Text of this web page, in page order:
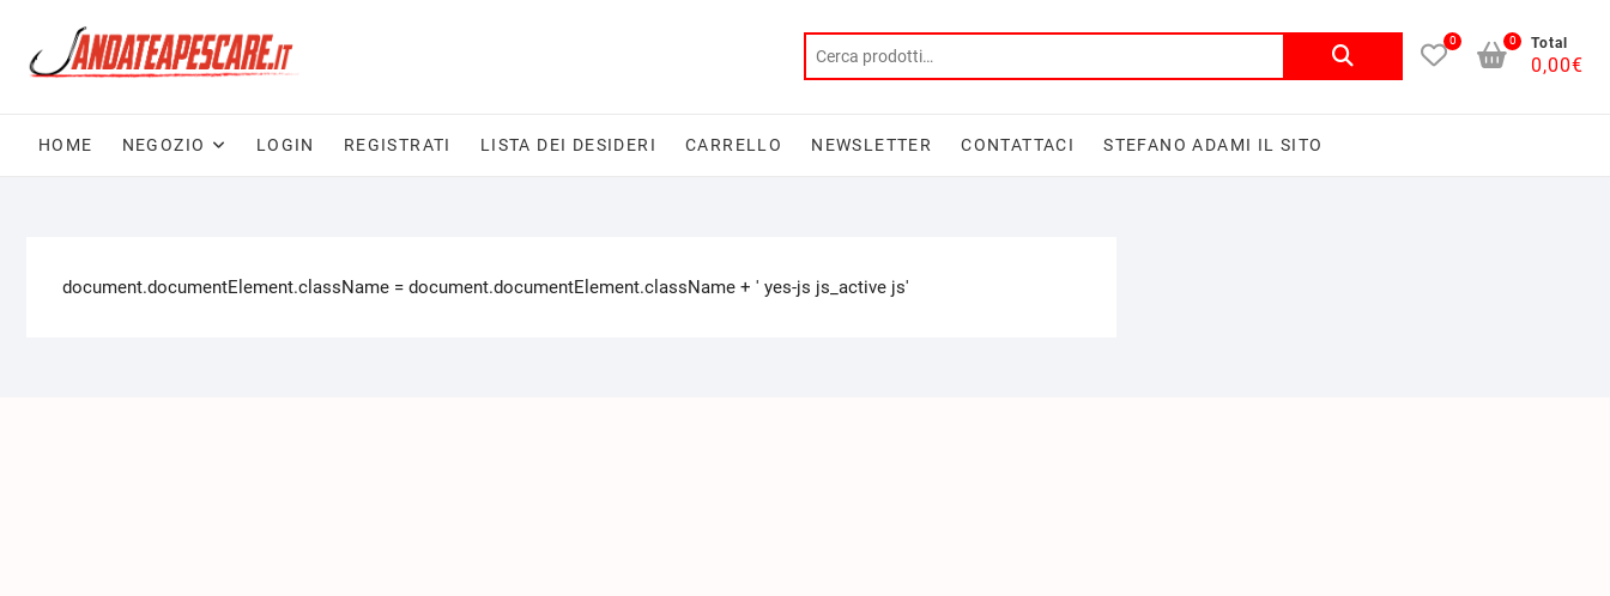
0 Total
0,00€
0
HOME NEGOZIO LOGIN REGISTRATI LISTA DEI DESIDERI CARRELLO NEWSLETTER CONTATTACI STEFANO ADAMI IL SITO
document.documentElement.className = document.documentElement.className + ' yes-js js_active js'